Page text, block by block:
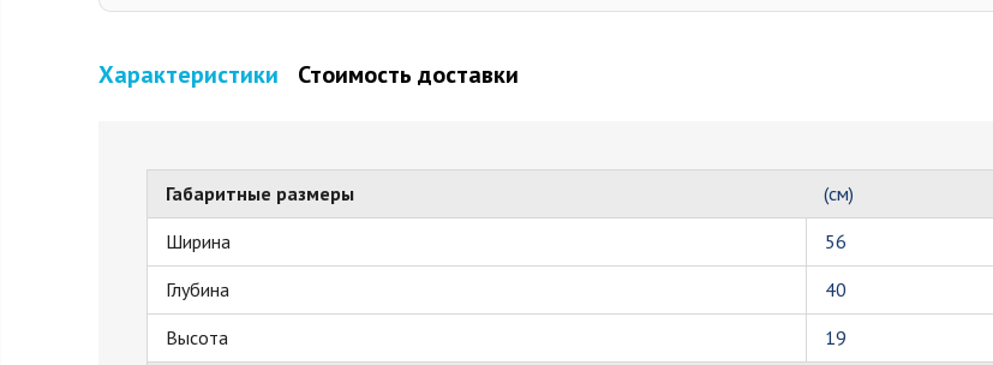
Характеристики Стоимость доставки
Габаритные размеры
(см)
Ширина
56
Глубина
40
Высота
19